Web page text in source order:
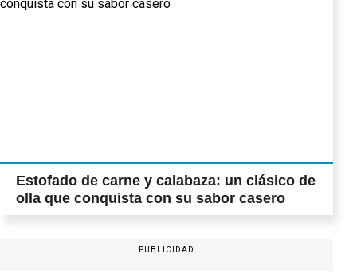
Estofado de carne y calabaza: un clásico de
olla que conquista con su sabor casero
PUBLICIDAD